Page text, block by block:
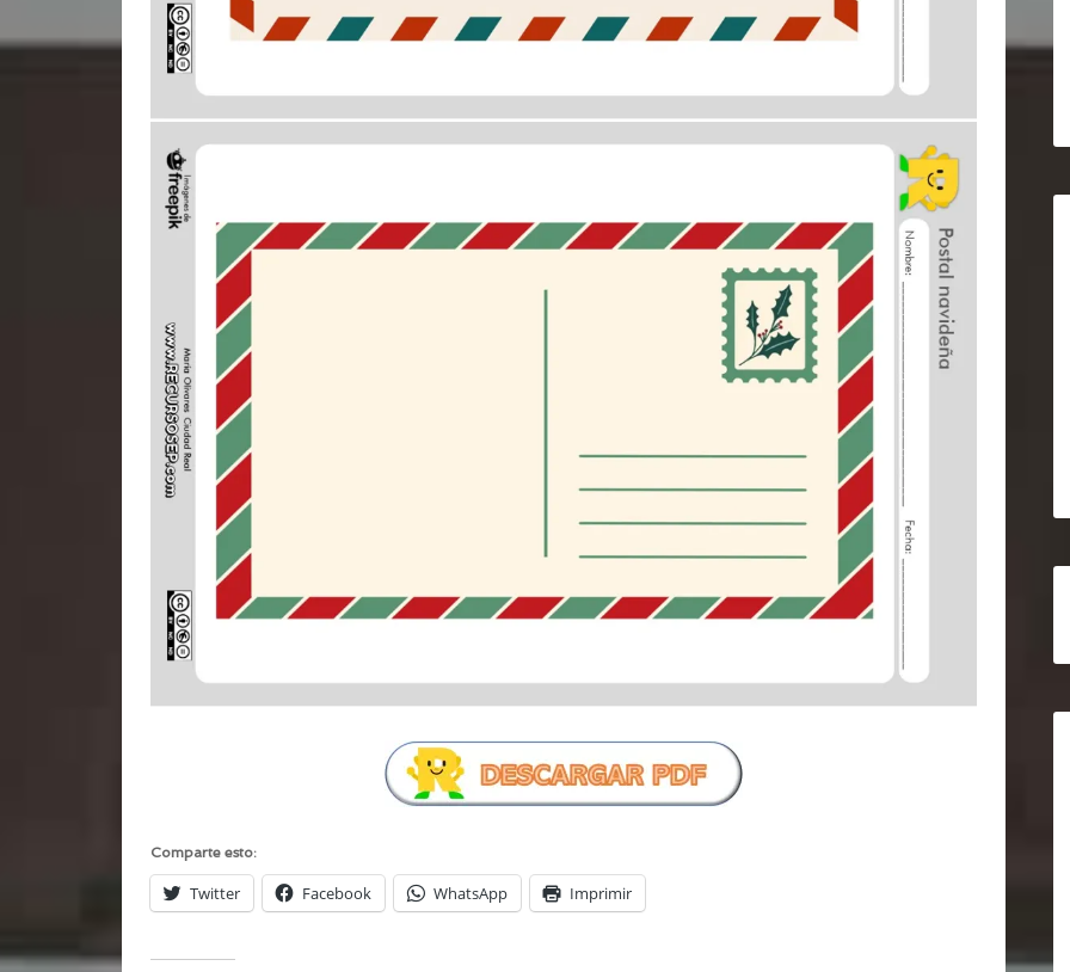
Comparte esto:
Twitter Facebook WhatsApp Imprimir